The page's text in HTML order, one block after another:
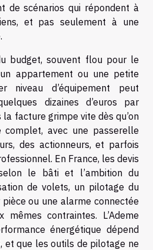
de scénarios qui répondent à
et pas seulement à une
budget, souvent flou pour le
appartement ou une petite
niveau d’équipement peut
dizaines d’euros par
facture grimpe vite dès qu’on
complet, avec une passerelle
des actionneurs, et parfois
En France, les devis
le bâti et l’ambition du
de volets, un pilotage du
ou une alarme connectée
mêmes contraintes. L’Ademe
énergétique dépend
et que les outils de pilotage ne